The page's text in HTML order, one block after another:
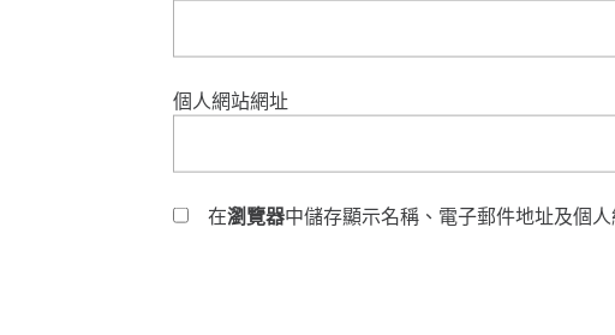
個人網站網址
在瀏覽器中儲存顯示名稱、電子郵件地址及個